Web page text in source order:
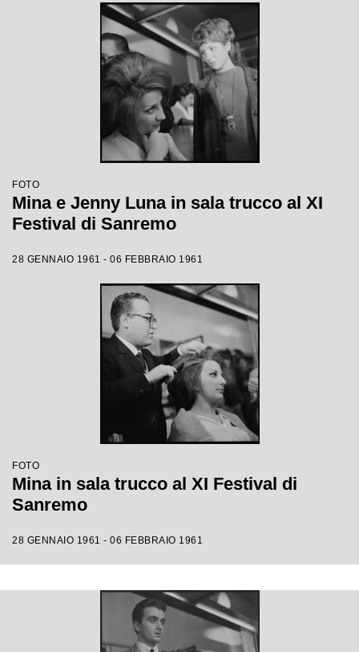
FOTO
Mina e Jenny Luna in sala trucco al XI
Festival di Sanremo
28 GENNAIO 1961 - 06 FEBBRAIO 1961
FOTO
Mina in sala trucco al XI Festival di
Sanremo
28 GENNAIO 1961 - 06 FEBBRAIO 1961